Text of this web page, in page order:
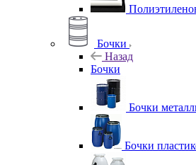
Бочки
Назад
Бочки
Бочки
Бочки